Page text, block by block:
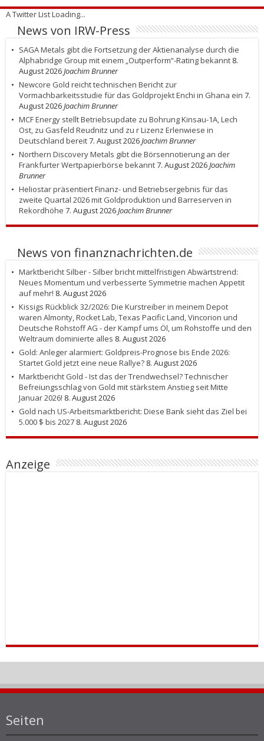
A Twitter List Loading...
News von IRW-Press
SAGA Metals gibt die Fortsetzung der Aktienanalyse durch die
Alphabridge Group mit einem „Outperform“-Rating bekannt 8.
August 2026Joachim Brunner
Newcore Gold reicht technischen Bericht zur
Vormachbarkeitsstudie für das Goldprojekt Enchi in Ghana ein 7.
August 2026Joachim Brunner
MCF Energy stellt Betriebsupdate zu Bohrung Kinsau-1A, Lech
Ost, zu Gasfeld Reudnitz und zu r Lizenz Erlenwiese in
Deutschland bereit7. August 2026Joachim Brunner
Northern Discovery Metals gibt die Börsennotierung an der
Frankfurter Wertpapierbörse bekannt7. August 2026Joachim
Brunner
Heliostar präsentiert Finanz- und Betriebsergebnis für das
zweite Quartal 2026 mit Goldproduktion und Barreserven in
Rekordhöhe 7. August 2026Joachim Brunner
News von finanznachrichten.de
Marktbericht Silber - Silber bricht mittelfristigen Abwärtstrend:
Neues Momentum und verbesserte Symmetrie machen Appetit
auf mehr! 8. August 2026
Kissigs Rückblick 32/2026: Die Kurstreiber in meinem Depot
waren Almonty, Rocket Lab, Texas Pacific Land, Vincorion und
Deutsche Rohstoff AG - der Kampf ums Öl, um Rohstoffe und den
Weltraum dominierte alles 8. August 2026
Gold: Anleger alarmiert: Goldpreis-Prognose bis Ende 2026:
Startet Gold jetzt eine neue Rallye? 8. August 2026
Marktbericht Gold - Ist das der Trendwechsel? Technischer
Befreiungsschlag von Gold mit stärkstem Anstieg seit Mitte
Januar 2026! 8. August 2026
Gold nach US-Arbeitsmarktbericht: Diese Bank sieht das Ziel bei
5.000 $ bis 2027 8. August 2026
Anzeige
Seiten